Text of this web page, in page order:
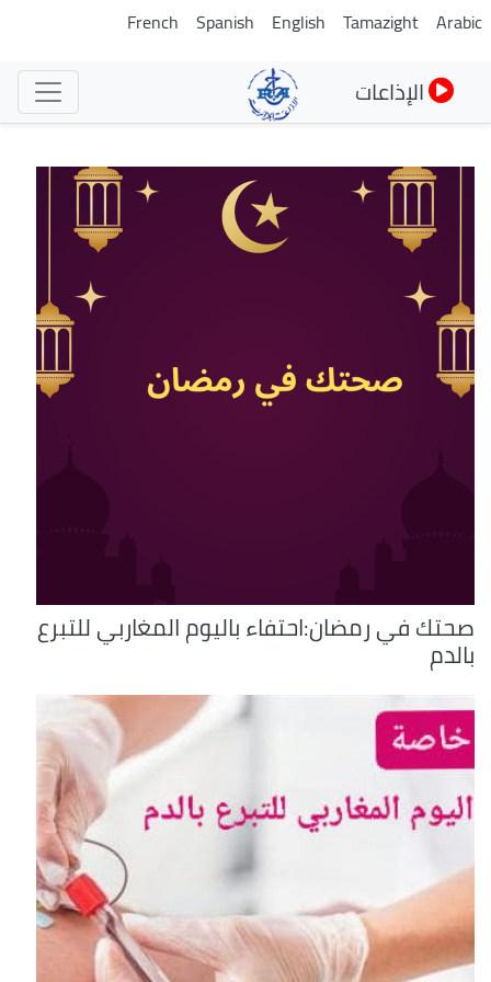
تجاوز
Arabic
Tamazight
English
Spanish
French
الإذاعات
صحتك في رمضان:احتفاء باليوم المغاربي للتبرع
بالدم